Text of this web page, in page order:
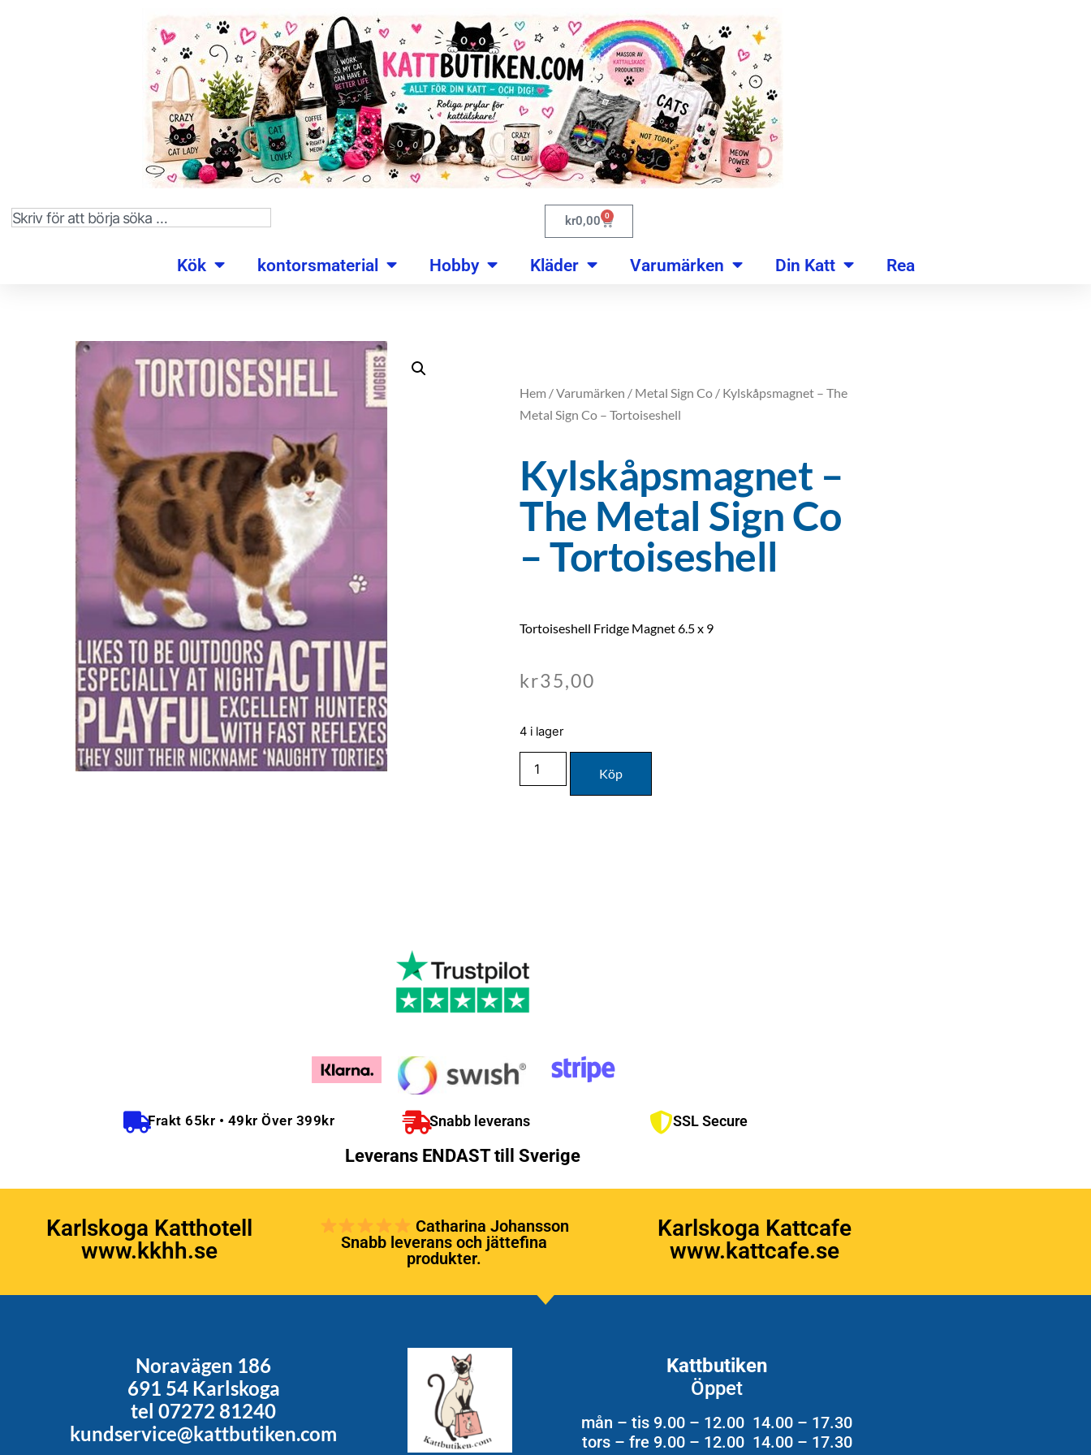
kr0,00 0
Kök kontorsmaterial Hobby Kläder Varumärken Din Katt Rea
Hem /Varumärken / Metal Sign Co / Kylskåpsmagnet – The
Metal Sign Co – Tortoiseshell
Kylskåpsmagnet –
The Metal Sign Co
– Tortoiseshell
Tortoiseshell Fridge Magnet 6.5 x 9
kr35,00
4 i lager
Köp
Frakt 65kr • 49kr Över 399kr Snabb leverans SSL Secure
Leverans ENDAST till Sverige
Karlskoga Katthotell
www.kkhh.se
Catharina Johansson
Snabb leverans och jättefina
produkter.
Karlskoga Kattcafe
www.kattcafe.se
Noravägen 186
691 54 Karlskoga
tel 07272 81240
kundservice@kattbutiken.com
Kattbutiken
Öppet
mån – tis 9.00 – 12.00 14.00 – 17.30
tors – fre 9.00 – 12.00 14.00 – 17.30